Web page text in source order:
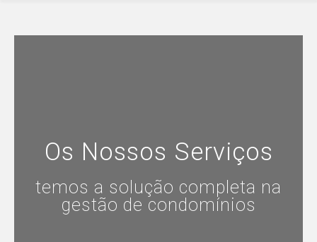
Os Nossos Serviços
temos a solução completa na
gestão de condomínios